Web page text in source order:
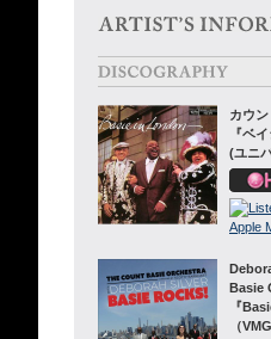
カウ
『ベ
(ユニ
Basie
『
（VMG